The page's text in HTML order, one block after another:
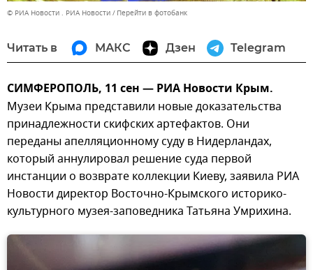
© РИА Новости . РИА Новости Перейти в фотобанк
Читать в МАКС Дзен Telegram
СИМФЕРОПОЛЬ, 11 сен — РИА Новости Крым.
Музеи Крыма представили новые доказательства
принадлежности скифских артефактов. Они
переданы апелляционному суду в Нидерландах,
который аннулировал решение суда первой
инстанции о возврате коллекции Киеву, заявила РИА
Новости директор Восточно-Крымского историко-
культурного музея-заповедника Татьяна Умрихина.